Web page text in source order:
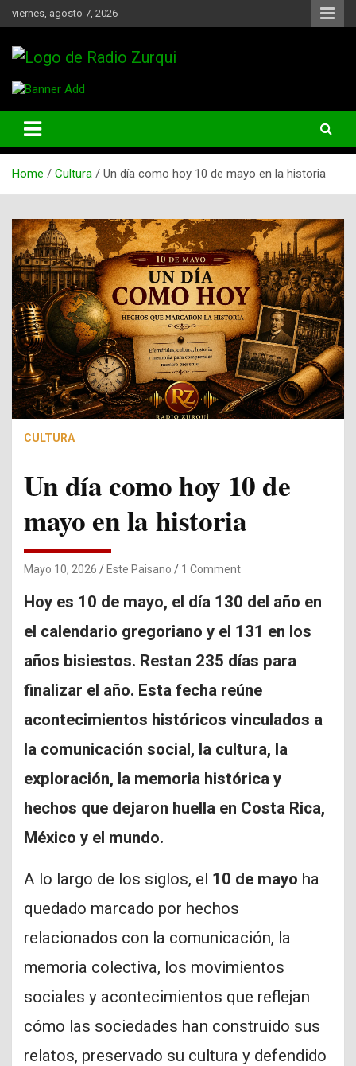
Skip
to
viernes, agosto 7, 2026
Radio Zurqui
Home Cultura Un día como hoy 10 de mayo en la historia
CULTURA
Un día como hoy 10 de
mayo en la historia
Mayo 10, 2026 Este Paisano 1 Comment
Hoy es 10 de mayo, el día 130 del año en
el calendario gregoriano y el 131 en los
años bisiestos. Restan 235 días para
finalizar el año. Esta fecha reúne
acontecimientos históricos vinculados a
la comunicación social, la cultura, la
exploración, la memoria histórica y
hechos que dejaron huella en Costa Rica,
México y el mundo.
A lo largo de los siglos, el 10 de mayo ha
quedado marcado por hechos
relacionados con la comunicación, la
memoria colectiva, los movimientos
sociales y acontecimientos que reflejan
cómo las sociedades han construido sus
relatos, preservado su cultura y defendido